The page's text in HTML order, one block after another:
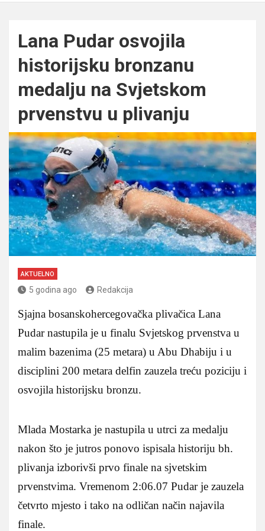
Lana Pudar osvojila
historijsku bronzanu
medalju na Svjetskom
prvenstvu u plivanju
AKTUELNO
5 godina ago Redakcija
Sjajna bosanskohercegovačka plivačica Lana
Pudar nastupila je u finalu Svjetskog prvenstva u
malim bazenima (25 metara) u Abu Dhabiju i u
disciplini 200 metara delfin zauzela treću poziciju i
osvojila historijsku bronzu.
Mlada Mostarka je nastupila u utrci za medalju
nakon što je jutros ponovo ispisala historiju bh.
plivanja izborivši prvo finale na sjvetskim
prvenstvima. Vremenom 2:06.07 Pudar je zauzela
četvrto mjesto i tako na odličan način najavila
finale.